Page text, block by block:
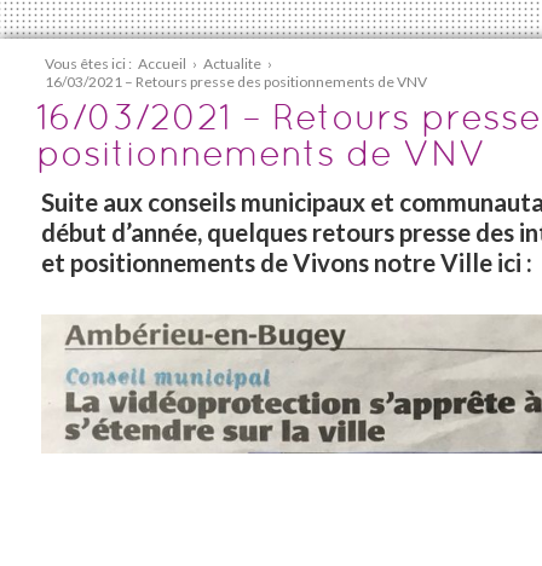
Vous êtes ici : Accueil › Actualite ›
16/03/2021 – Retours presse des positionnements de VNV
16/03/2021 – Retours
positionnements de VNV
Suite aux conseils municipaux et
début d’année, quelques retours presse des
et positionnements de Vivons notre Ville ici :